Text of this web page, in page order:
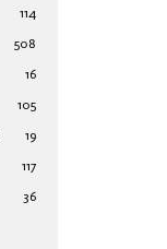
114
508
16
105
19
117
36